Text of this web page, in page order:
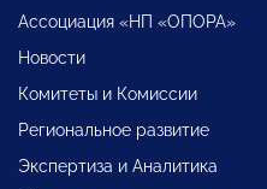
Ассоциация «НП «ОПОРА»
Новости
Комитеты и Комиссии
Региональное развитие
Экспертиза и Аналитика